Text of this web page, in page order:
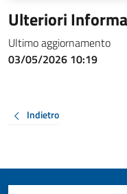
Ulteriori
Ultimo aggiornamento
03/05/2026 10:19
Indietro